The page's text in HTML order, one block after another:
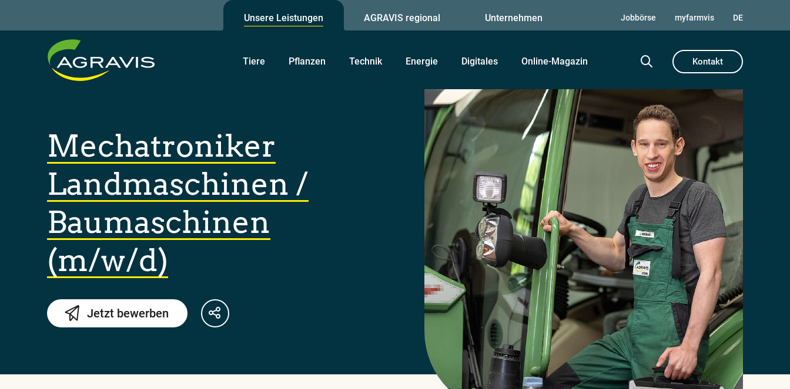
Unsere Leistungen AGRAVIS regional Unternehmen Jobbörse myfarmvis DE
Tiere Pflanzen Technik Energie Digitales Online-Magazin Kontakt
Mechatroniker
Landmaschinen /
Baumaschinen
(m/w/d)
Jetzt bewerben